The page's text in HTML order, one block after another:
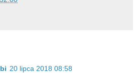
20 lipca 2018 08:58